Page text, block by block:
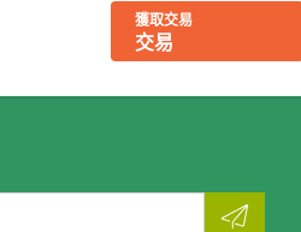
獲取交易
交易